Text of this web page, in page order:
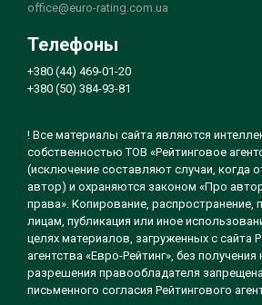
office@euro-rating.com.ua
Телефоны
+380 (44) 469-01-20
+380 (50) 384-93-81
! Все материалы сайта являются
собственностью ТОВ «Рейтинговое
(исключение составляют случаи, когда
автор) и охраняются законом «Про
права». Копирование, распространение,
лицам, публикация или иное
целях материалов, загруженных с сайта
агентства «Евро-Рейтинг», без
разрешения правообладателя
письменного согласия Рейтингового